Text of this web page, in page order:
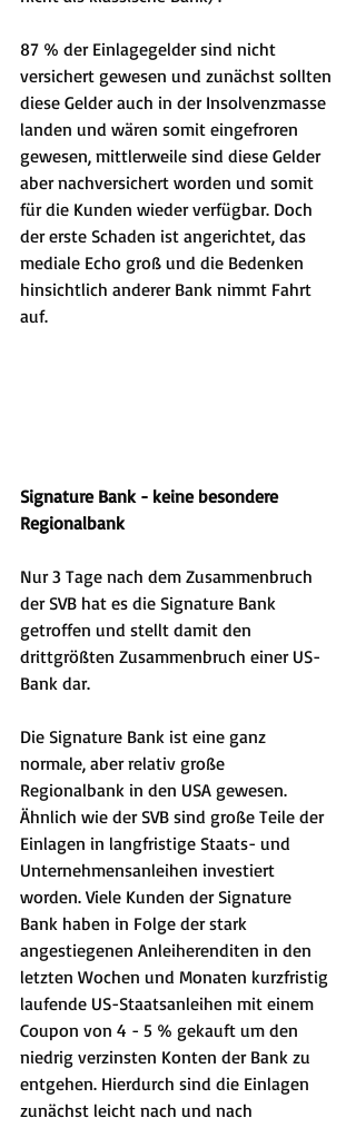
87 % der Einlagegelder sind nicht
versichert gewesen und zunächst sollten
diese Gelder auch in der Insolvenzmasse
landen und wären somit eingefroren
gewesen, mittlerweile sind diese Gelder
aber nachversichert worden und somit
für die Kunden wieder verfügbar. Doch
der erste Schaden ist angerichtet, das
mediale Echo groß und die Bedenken
hinsichtlich anderer Bank nimmt Fahrt
auf.
Signature Bank - keine besondere
Regionalbank
Nur 3 Tage nach dem Zusammenbruch
der SVB hat es die Signature Bank
getroffen und stellt damit den
drittgrößten Zusammenbruch einer US-
Bank dar.
Die Signature Bank ist eine ganz
normale, aber relativ große
Regionalbank in den USA gewesen.
Ähnlich wie der SVB sind große Teile der
Einlagen in langfristige Staats- und
Unternehmensanleihen investiert
worden. Viele Kunden der Signature
Bank haben in Folge der stark
angestiegenen Anleiherenditen in den
letzten Wochen und Monaten kurzfristig
laufende US-Staatsanleihen mit einem
Coupon von 4 - 5 % gekauft um den
niedrig verzinsten Konten der Bank zu
entgehen. Hierdurch sind die Einlagen
zunächst leicht nach und nach